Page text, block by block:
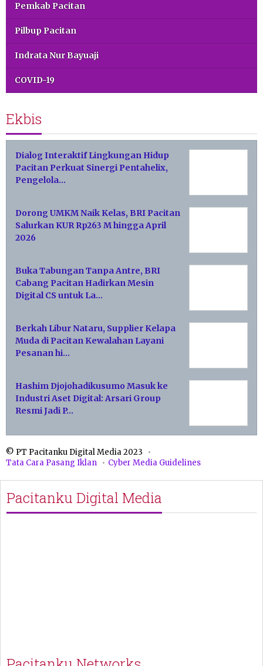
Pemkab Pacitan
Pilbup Pacitan
Indrata Nur Bayuaji
COVID-19
Ekbis
Dialog Interaktif Lingkungan Hidup
Pacitan Perkuat Sinergi Pentahelix,
Pengelola…
Dorong UMKM Naik Kelas, BRI Pacitan
Salurkan KUR Rp263 M hingga April
2026
Buka Tabungan Tanpa Antre, BRI
Cabang Pacitan Hadirkan Mesin
Digital CS untuk La…
Berkah Libur Nataru, Supplier Kelapa
Muda di Pacitan Kewalahan Layani
Pesanan hi…
Hashim Djojohadikusumo Masuk ke
Industri Aset Digital: Arsari Group
Resmi Jadi P…
© PT Pacitanku Digital Media 2023
Tata Cara Pasang Iklan
Cyber Media Guidelines
Pacitanku Digital Media